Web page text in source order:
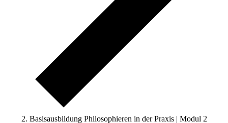
Basisausbildung Philosophieren in der Praxis | Modul 2